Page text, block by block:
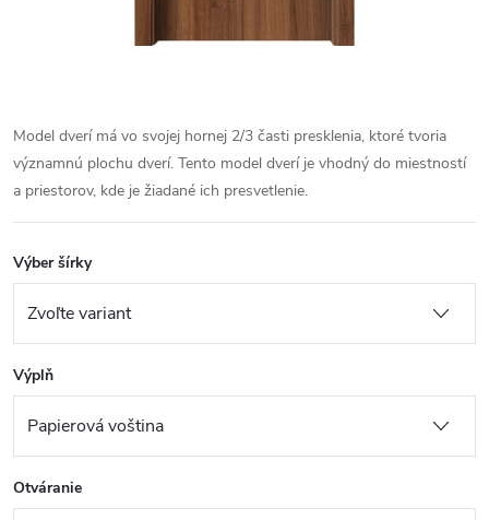
Model dverí má vo svojej hornej 2/3 časti presklenia, ktoré tvoria
významnú plochu dverí. Tento model dverí je vhodný do miestností
a priestorov, kde je žiadané ich presvetlenie.
Výber šírky
Výplň
Otváranie